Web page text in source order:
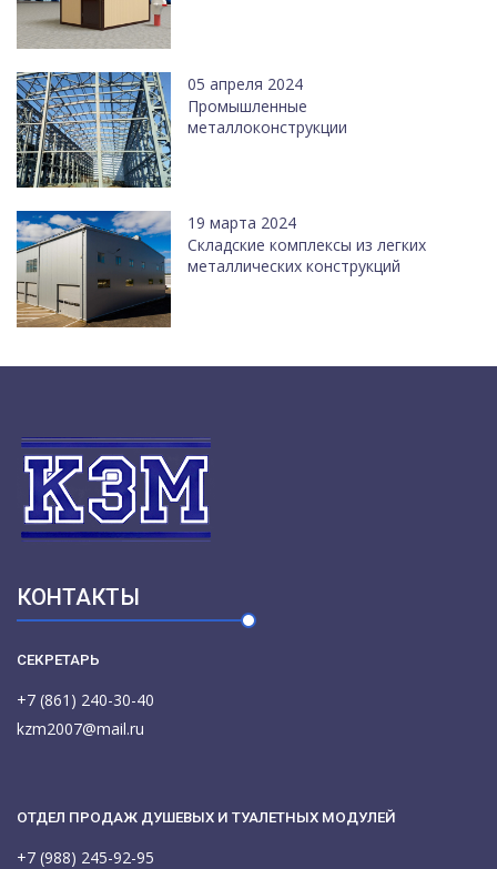
05 апреля 2024
Промышленные
металлоконструкции
19 марта 2024
Cкладские комплексы из легких
металлических конструкций
КОНТАКТЫ
СЕКРЕТАРЬ
+7 (861) 240-30-40
kzm2007@mail.ru
ОТДЕЛ ПРОДАЖ ДУШЕВЫХ И ТУАЛЕТНЫХ МОДУЛЕЙ
+7 (988) 245-92-95